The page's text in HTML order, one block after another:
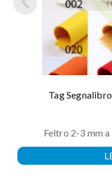
Tag
Feltro 2-3 mm